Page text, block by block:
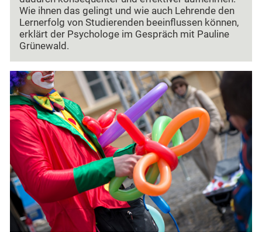
Wie ihnen das gelingt und wie auch Lehrende den
Lernerfolg von Studierenden beeinflussen können,
erklärt der Psychologe im Gespräch mit Pauline
Grünewald.